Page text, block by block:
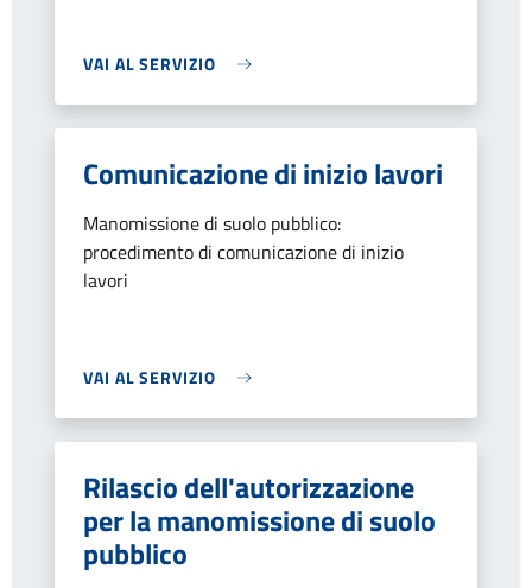
VAI AL SERVIZIO
Comunicazione di inizio lavori
Manomissione di suolo pubblico:
procedimento di comunicazione di inizio
lavori
VAI AL SERVIZIO
Rilascio dell'autorizzazione
per la manomissione di suolo
pubblico